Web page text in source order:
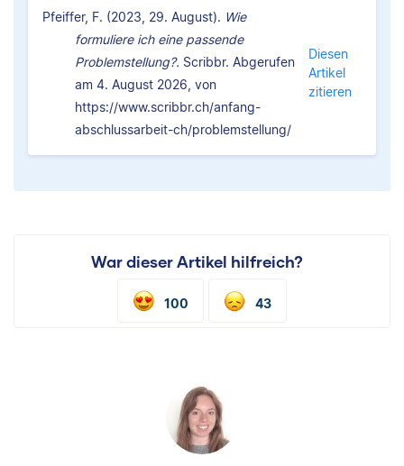
Pfeiffer, F. (2023, 29. August). Wie
formuliere ich eine passende
Problemstellung?. Scribbr. Abgerufen
am 4. August 2026, von
https://www.scribbr.ch/anfang-
abschlussarbeit-ch/problemstellung/
Diesen
Artikel
zitieren
War dieser Artikel hilfreich?
100 43